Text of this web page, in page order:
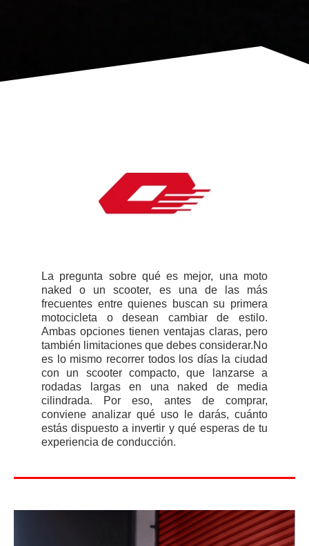
La pregunta sobre qué es mejor, una moto
naked o un scooter, es una de las más
frecuentes entre quienes buscan su primera
motocicleta o desean cambiar de estilo.
Ambas opciones tienen ventajas claras, pero
también limitaciones que debes considerar.No
es lo mismo recorrer todos los días la ciudad
con un scooter compacto, que lanzarse a
rodadas largas en una naked de media
cilindrada. Por eso, antes de comprar,
conviene analizar qué uso le darás, cuánto
estás dispuesto a invertir y qué esperas de tu
experiencia de conducción.